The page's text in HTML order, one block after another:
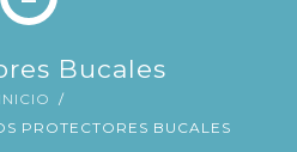
Bucales
INICIO
PROTECTORES BUCALES